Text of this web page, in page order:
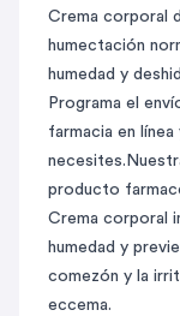
Crema corporal
humectación
humedad y
Programa el
farmacia en
producto
Crema corporal
humedad y
comezón y la
eccema.